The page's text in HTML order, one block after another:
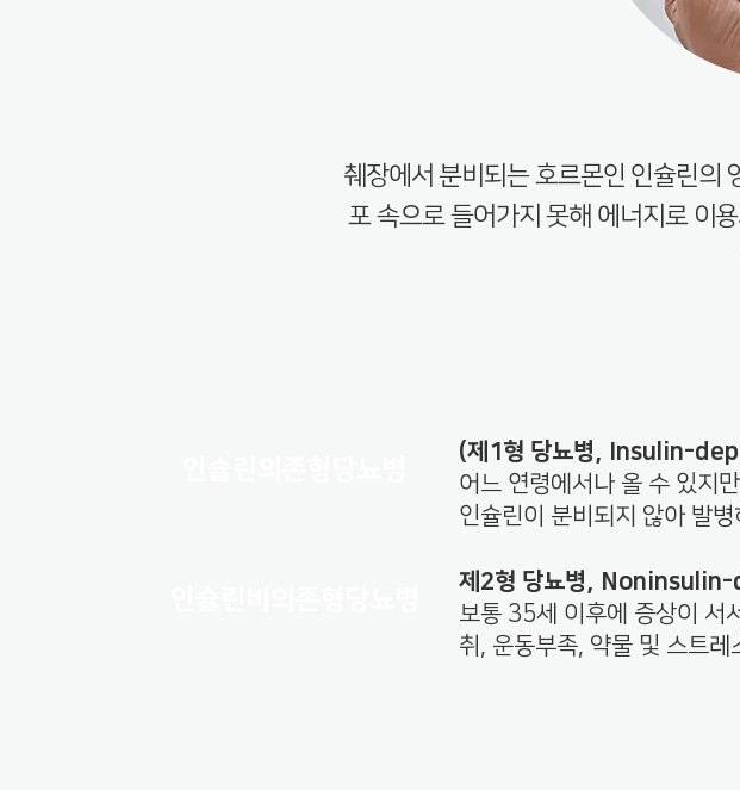
췌장에서 분비되는 호르몬인 인슐린의
포 속으로 들어가지 못해 에너지로 이
(제1형 당뇨병, Insulin-
어느 연령에서나 올 수 있지
인슐린이 분비되지 않아 발
제2형 당뇨병,
보통 35세 이후에 증상이 서
취, 운동부족, 약물 및 스트